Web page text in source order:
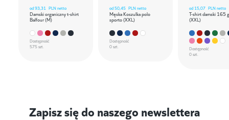
od93,31 PLN netto
Damski organiczny t-shirt
Balfour (M)
Dostępność
575 szt.
od50,45 PLN netto
Męska Koszulka polo
sporto (XXL)
Dostępność
0 szt.
od 15,07 PLN netto
T-shirt damski 165
(XXL)
Dostępność
0 szt.
Zapisz się do naszego newslettera